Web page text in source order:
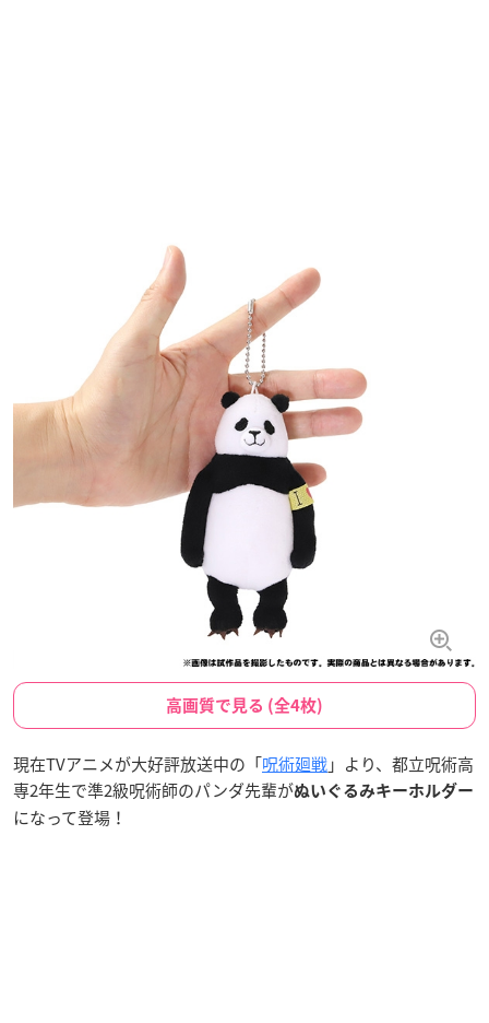
高画質で見る (全4枚)
現在TVアニメが大好評放送中の「呪術廻戦」より、都立呪術高
専2年生で準2級呪術師のパンダ先輩がぬいぐるみキーホルダー
になって登場！